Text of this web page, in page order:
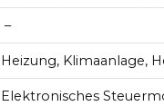
–
Heizung, Klimaanlage,
Elektronisches